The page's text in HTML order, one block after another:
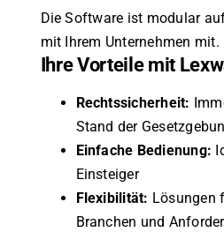
Die Software ist modular
mit Ihrem Unternehmen mit.
Ihre Vorteile mit
Rechtssicherheit:
Stand der
Einfache Bedienung:
Einsteiger
Flexibilität: Lösungen
Branchen und